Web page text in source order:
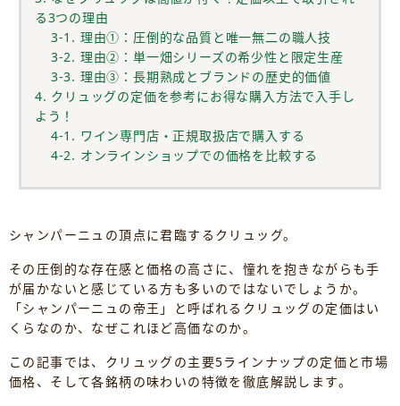
る3つの理由
3-1. 理由①：圧倒的な品質と唯一無二の職人技
3-2. 理由②：単一畑シリーズの希少性と限定生産
3-3. 理由③：長期熟成とブランドの歴史的価値
4. クリュッグの定価を参考にお得な購入方法で入手し
よう！
4-1. ワイン専門店・正規取扱店で購入する
4-2. オンラインショップでの価格を比較する
シャンパーニュの頂点に君臨するクリュッグ。
その圧倒的な存在感と価格の高さに、憧れを抱きながらも手
が届かないと感じている方も多いのではないでしょうか。
「シャンパーニュの帝王」と呼ばれるクリュッグの定価はい
くらなのか、なぜこれほど高価なのか。
この記事では、クリュッグの主要5ラインナップの定価と市場
価格、そして各銘柄の味わいの特徴を徹底解説します。